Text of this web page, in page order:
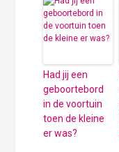
Had jij een
geboortebord
in de voortuin
toen de kleine
er was?